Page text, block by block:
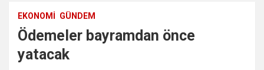
EKONOMI GÜNDEM
Ödemeler bayramdan önce
yatacak